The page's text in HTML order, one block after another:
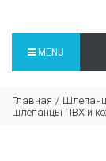
MENU
Главная
шлепанцы ПВХ и